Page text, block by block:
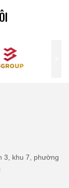
3, khu 7, phường